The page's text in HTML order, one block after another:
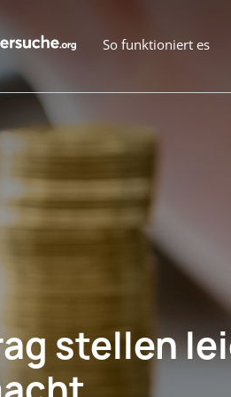
So funktioniert es
stellen